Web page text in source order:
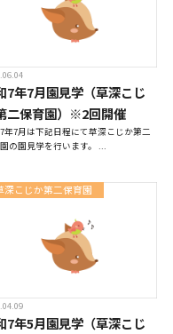
出書類
7年7月園見学（草深こじ
二保育園）※2回開催
年7月は下記日程にて草深こじか第二
の園見学を行います。 ...
深こじか第二保育園
7年5月園見学（草深こじ